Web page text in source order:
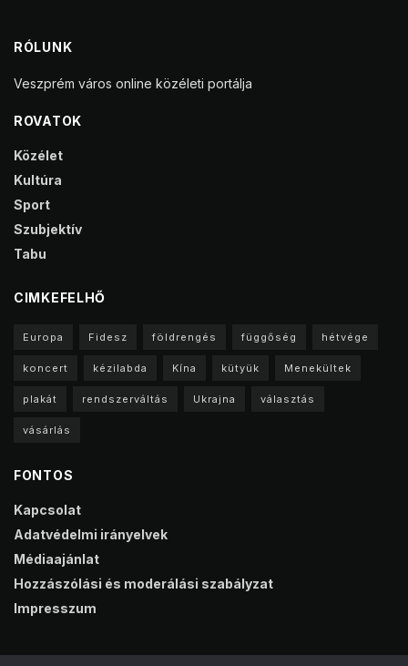
RÓLUNK
Veszprém város online közéleti portálja
ROVATOK
Közélet
Kultúra
Sport
Szubjektív
Tabu
CIMKEFELHŐ
Europa Fidesz földrengés függőség hétvége
koncert kézilabda Kína kütyük Menekültek
plakát rendszerváltás Ukrajna választás
vásárlás
FONTOS
Kapcsolat
Adatvédelmi irányelvek
Médiaajánlat
Hozzászólási és moderálási szabályzat
Impresszum